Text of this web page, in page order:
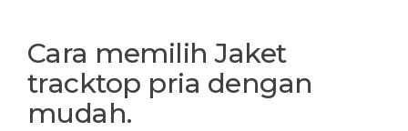
Cara memilih Jaket
tracktop pria dengan
mudah.